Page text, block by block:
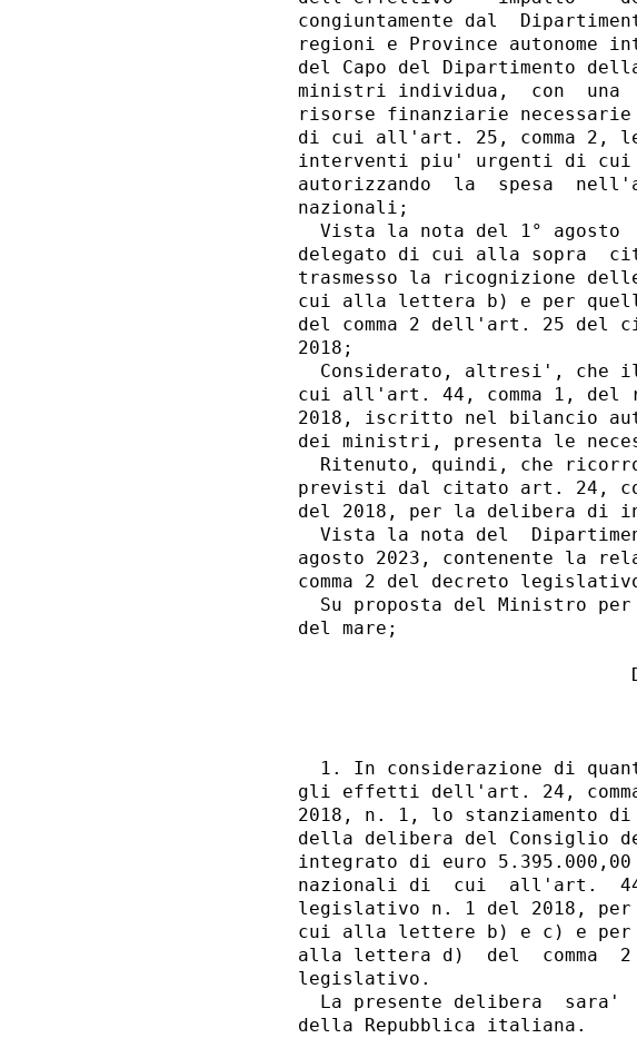
congiuntamente dal
regioni e Province autonome
del Capo del Dipartimento
ministri individua,  con
risorse finanziarie
di cui all'art. 25, comma 2,
interventi piu' urgenti di cui
autorizzando  la  spesa
nazionali;
Vista la nota del 1° agosto
delegato di cui alla sopra
trasmesso la ricognizione
cui alla lettera b) e per
del comma 2 dell'art. 25
2018;
Considerato, altresi', che
cui all'art. 44, comma 1, del
2018, iscritto nel bilancio
dei ministri, presenta le
Ritenuto, quindi, che
previsti dal citato art. 24,
del 2018, per la delibera di
Vista la nota del
agosto 2023, contenente la
comma 2 del decreto
Su proposta del Ministro
del mare;
1. In considerazione di
gli effetti dell'art. 24,
2018, n. 1, lo stanziamento
della delibera del Consiglio
integrato di euro
nazionali di  cui  all'art.  44,
legislativo n. 1 del 2018,
cui alla lettere b) e c) e
alla lettera d)  del  comma
legislativo.
La presente delibera  sara'
della Repubblica italiana.